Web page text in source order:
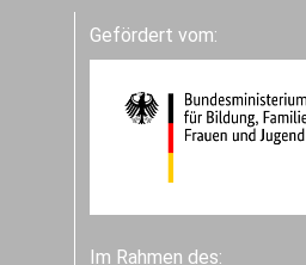
Gefördert vom:
Im Rahmen des: